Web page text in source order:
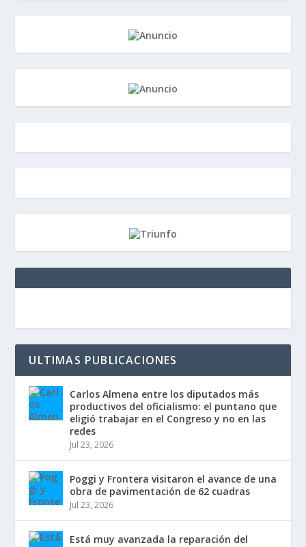
ULTIMAS PUBLICACIONES
Carlos Almena entre los diputados más
productivos del oficialismo: el puntano que
eligió trabajar en el Congreso y no en las
redes
Jul 23, 2026
Poggi y Frontera visitaron el avance de una
obra de pavimentación de 62 cuadras
Jul 23, 2026
Está muy avanzada la reparación del